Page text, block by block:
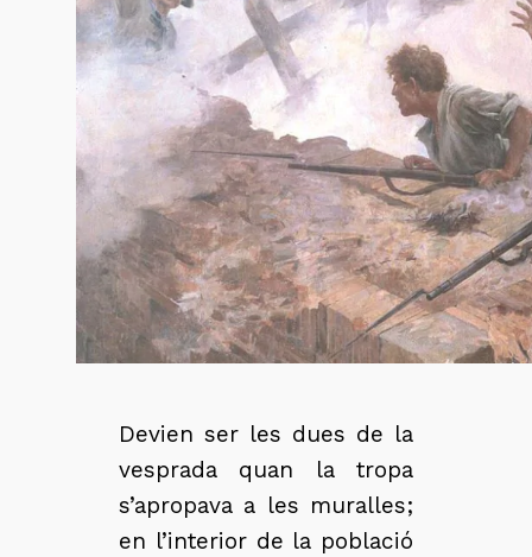
Devien ser les dues de la
vesprada quan la tropa
s’apropava a les muralles;
en l’interior de la població